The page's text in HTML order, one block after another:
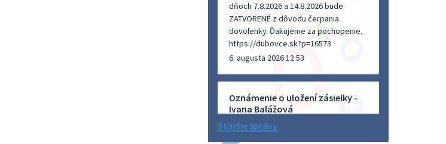
dňoch 7.8.2026 a 14.8.2026 bude
ZATVORENÉ z dôvodu čerpania
dovolenky. Ďakujeme za pochopenie.
https://dubovce.sk?p=16573
6. augusta 2026 12:53
Oznámenie o uložení zásielky -
Ivana Balážová
Na úradnej tabuli je nová výveska.
Staršie správy